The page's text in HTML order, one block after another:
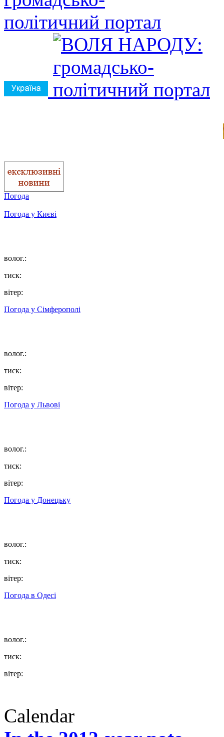
Погода
Погода у Києві
волог.:
тиск:
вітер:
Погода у Сімферополі
волог.:
тиск:
вітер:
Погода у Львові
волог.:
тиск:
вітер:
Погода у Донецьку
волог.:
тиск:
вітер:
Погода в Одесі
волог.:
тиск:
вітер:
Calendar